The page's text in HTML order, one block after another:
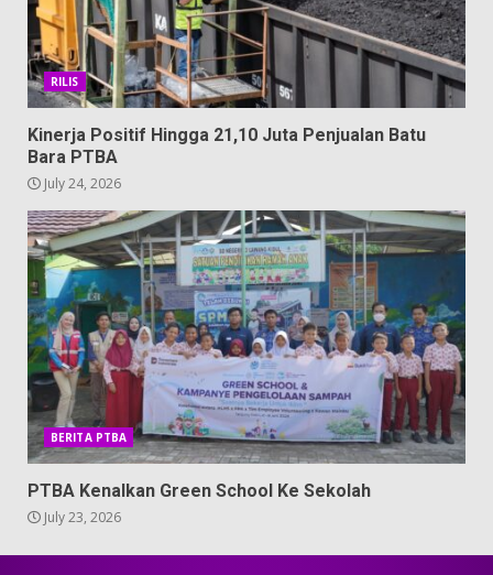
RILIS
Kinerja Positif Hingga 21,10 Juta Penjualan Batu
Bara PTBA
July 24, 2026
BERITA PTBA
PTBA Kenalkan Green School Ke Sekolah
July 23, 2026